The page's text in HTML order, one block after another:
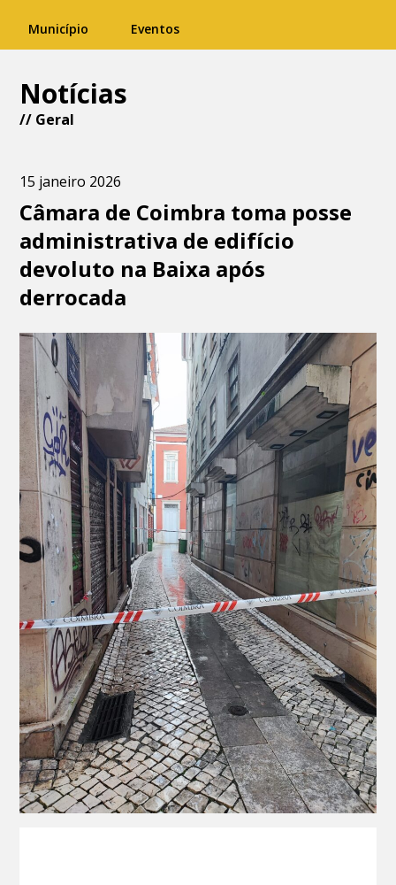
Município Eventos
Notícias
// Geral
15 janeiro 2026
Câmara de Coimbra toma posse
administrativa de edifício
devoluto na Baixa após
derrocada